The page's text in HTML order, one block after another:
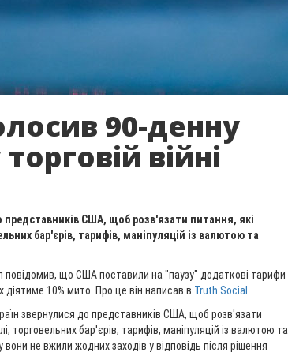
90-денну
війні
представників США, щоб розв'язати питання, які
бар'єрів, тарифів, маніпуляцій із валютою та
що США поставили на "паузу" додаткові тарифи
діятиме 10% мито. Про це він написав в Truth Social
звернулися до представників США, щоб розв'язати
торговельних бар'єрів, тарифів, маніпуляцій із валютою та
не вжили жодних заходів у відповідь після рішення